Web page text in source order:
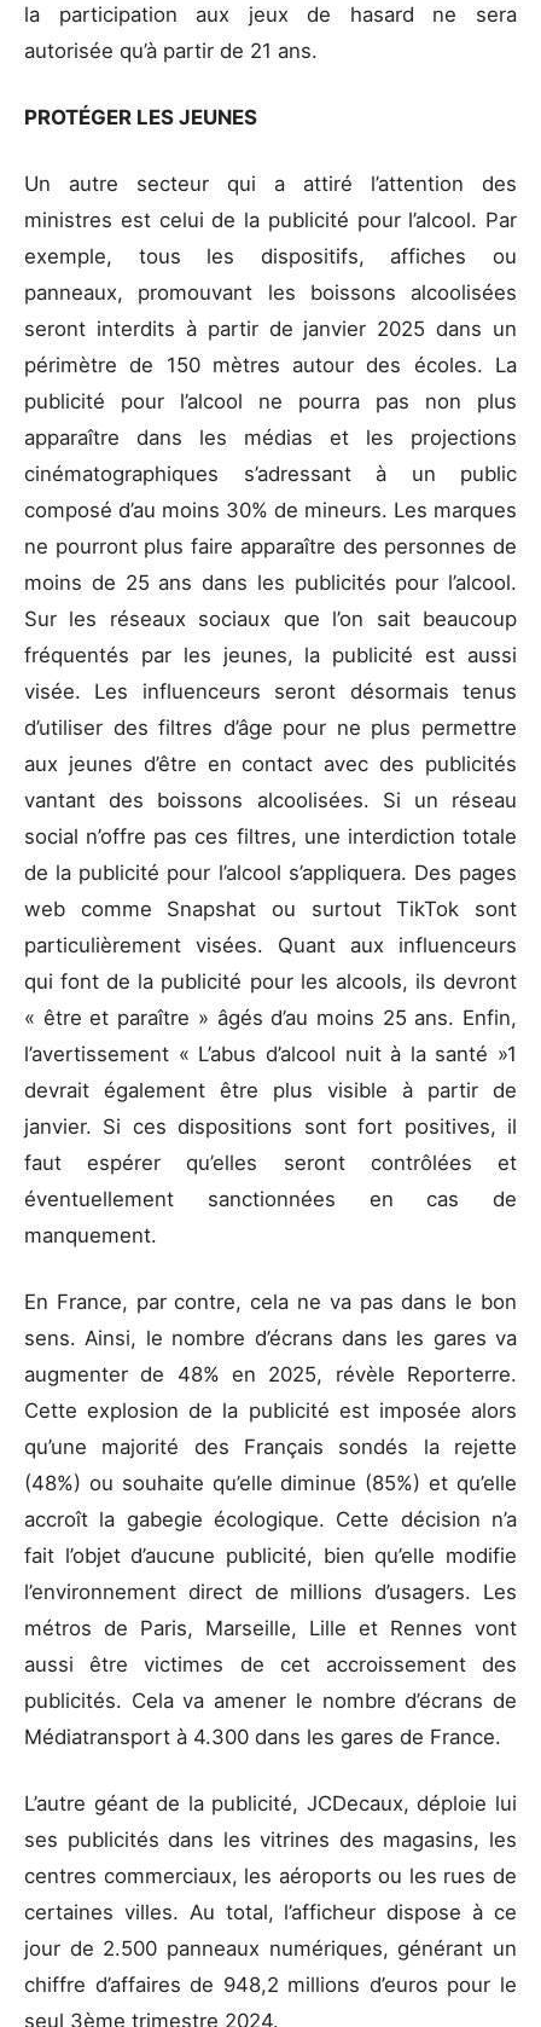
la participation aux jeux de hasard ne sera
autorisée qu’à partir de 21 ans.
PROTÉGER LES JEUNES
Un autre secteur qui a attiré l’attention des
ministres est celui de la publicité pour l’alcool. Par
exemple, tous les dispositifs, affiches ou
panneaux, promouvant les boissons alcoolisées
seront interdits à partir de janvier 2025 dans un
périmètre de 150 mètres autour des écoles. La
publicité pour l’alcool ne pourra pas non plus
apparaître dans les médias et les projections
cinématographiques s’adressant à un public
composé d’au moins 30% de mineurs. Les marques
ne pourront plus faire apparaître des personnes de
moins de 25 ans dans les publicités pour l’alcool.
Sur les réseaux sociaux que l’on sait beaucoup
fréquentés par les jeunes, la publicité est aussi
visée. Les influenceurs seront désormais tenus
d’utiliser des filtres d’âge pour ne plus permettre
aux jeunes d’être en contact avec des publicités
vantant des boissons alcoolisées. Si un réseau
social n’offre pas ces filtres, une interdiction totale
de la publicité pour l’alcool s’appliquera. Des pages
web comme Snapshat ou surtout TikTok sont
particulièrement visées. Quant aux influenceurs
qui font de la publicité pour les alcools, ils devront
« être et paraître » âgés d’au moins 25 ans. Enfin,
l’avertissement « L’abus d’alcool nuit à la santé »1
devrait également être plus visible à partir de
janvier. Si ces dispositions sont fort positives, il
faut espérer qu’elles seront contrôlées et
éventuellement sanctionnées en cas de
manquement.
En France, par contre, cela ne va pas dans le bon
sens. Ainsi, le nombre d’écrans dans les gares va
augmenter de 48% en 2025, révèle Reporterre.
Cette explosion de la publicité est imposée alors
qu’une majorité des Français sondés la rejette
(48%) ou souhaite qu’elle diminue (85%) et qu’elle
accroît la gabegie écologique. Cette décision n’a
fait l’objet d’aucune publicité, bien qu’elle modifie
l’environnement direct de millions d’usagers. Les
métros de Paris, Marseille, Lille et Rennes vont
aussi être victimes de cet accroissement des
publicités. Cela va amener le nombre d’écrans de
Médiatransport à 4.300 dans les gares de France.
L’autre géant de la publicité, JCDecaux, déploie lui
ses publicités dans les vitrines des magasins, les
centres commerciaux, les aéroports ou les rues de
certaines villes. Au total, l’afficheur dispose à ce
jour de 2.500 panneaux numériques, générant un
chiffre d’affaires de 948,2 millions d’euros pour le
seul 3ème trimestre 2024.